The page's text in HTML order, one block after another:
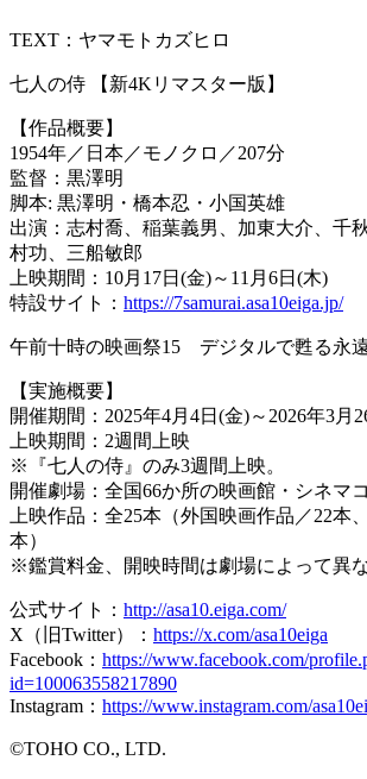
TEXT：ヤマモトカズヒロ
七人の侍 【新4Kリマスター版】
【作品概要】
1954年／日本／モノクロ／207分
監督：黒澤明
脚本: 黒澤明・橋本忍・小国英雄
出演：志村喬、稲葉義男、加東大介、千
村功、三船敏郎
上映期間：10月17日(金)～11月6日(木)
特設サイト： https://7samurai.asa10eiga.jp/
午前十時の映画祭15 デジタルで甦る永
【実施概要】
開催期間：2025年4月4日(金)～2026年3月
上映期間：2週間上映
※『七人の侍』のみ3週間上映。
開催劇場：全国66か所の映画館・シネマ
上映作品：全25本（外国映画作品／22本
本）
※鑑賞料金、開映時間は劇場によって異な
公式サイト： http://asa10.eiga.com/
X（旧Twitter）： https://x.com/asa10eiga
Facebook： https://www.facebook.com/
id=100063558217890
Instagram： https://www.instagram.com/
©TOHO CO., LTD.